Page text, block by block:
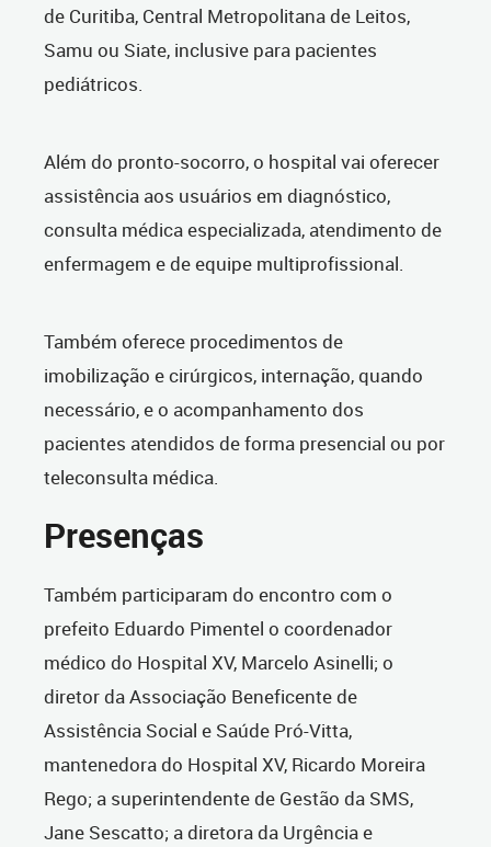
de Curitiba, Central Metropolitana de Leitos,
Samu ou Siate, inclusive para pacientes
pediátricos.
Além do pronto-socorro, o hospital vai oferecer
assistência aos usuários em diagnóstico,
consulta médica especializada, atendimento de
enfermagem e de equipe multiprofissional.
Também oferece procedimentos de
imobilização e cirúrgicos, internação, quando
necessário, e o acompanhamento dos
pacientes atendidos de forma presencial ou por
teleconsulta médica.
Presenças
Também participaram do encontro com o
prefeito Eduardo Pimentel o coordenador
médico do Hospital XV, Marcelo Asinelli; o
diretor da Associação Beneficente de
Assistência Social e Saúde Pró-Vitta,
mantenedora do Hospital XV, Ricardo Moreira
Rego; a superintendente de Gestão da SMS,
Jane Sescatto; a diretora da Urgência e